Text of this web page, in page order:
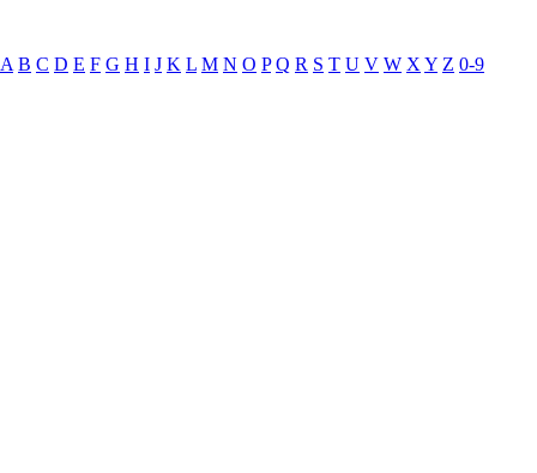
A B C D E F G H I J K L M N O P Q R S T U V W X Y Z 0-9